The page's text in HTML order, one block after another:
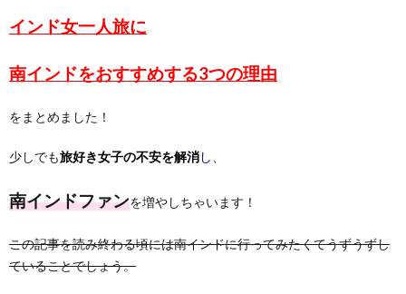
インド女一人旅に
南インドをおすすめする3つの理由
をまとめました！
少しでも旅好き女子の不安を解消し
南インドファンを増やしちゃいます！
この記事を読み終わる頃には南インドに行ってみたくてうずうずし
ていることでしょう。